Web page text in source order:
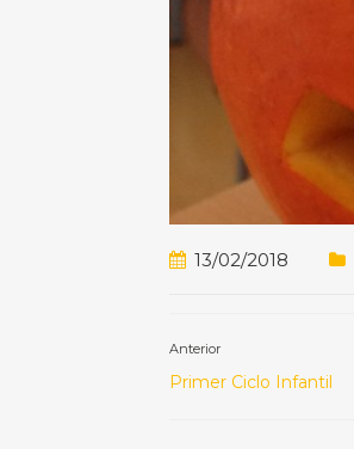
13/02/2018
Anterior
Primer Ciclo Infantil